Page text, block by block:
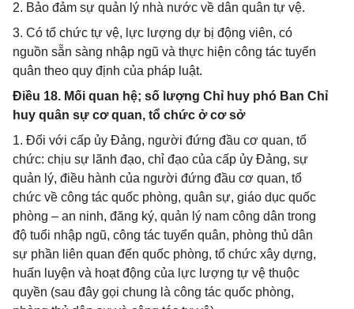
2. Bảo đảm sự quản lý nhà nước về dân quân tự vệ.
3. Có tổ chức tự vệ, lực lượng dự bị động viên, có
nguồn sẵn sàng nhập ngũ và thực hiện công tác tuyển
quân theo quy định của pháp luật.
Điều 18. Mối quan hệ; số lượng Chỉ huy phó Ban Chỉ
huy quân sự cơ quan, tổ chức ở cơ sở
1. Đối với cấp ủy Đảng, người đứng đầu cơ quan, tổ
chức: chịu sự lãnh đạo, chỉ đạo của cấp ủy Đảng, sự
quản lý, điều hành của người đứng đầu cơ quan, tổ
chức về công tác quốc phòng, quân sự, giáo dục quốc
phòng – an ninh, đăng ký, quản lý nam công dân trong
độ tuổi nhập ngũ, công tác tuyển quân, phòng thủ dân
sự phần liên quan đến quốc phòng, tổ chức xây dựng,
huấn luyện và hoạt động của lực lượng tự vệ thuộc
quyền (sau đây gọi chung là công tác quốc phòng,